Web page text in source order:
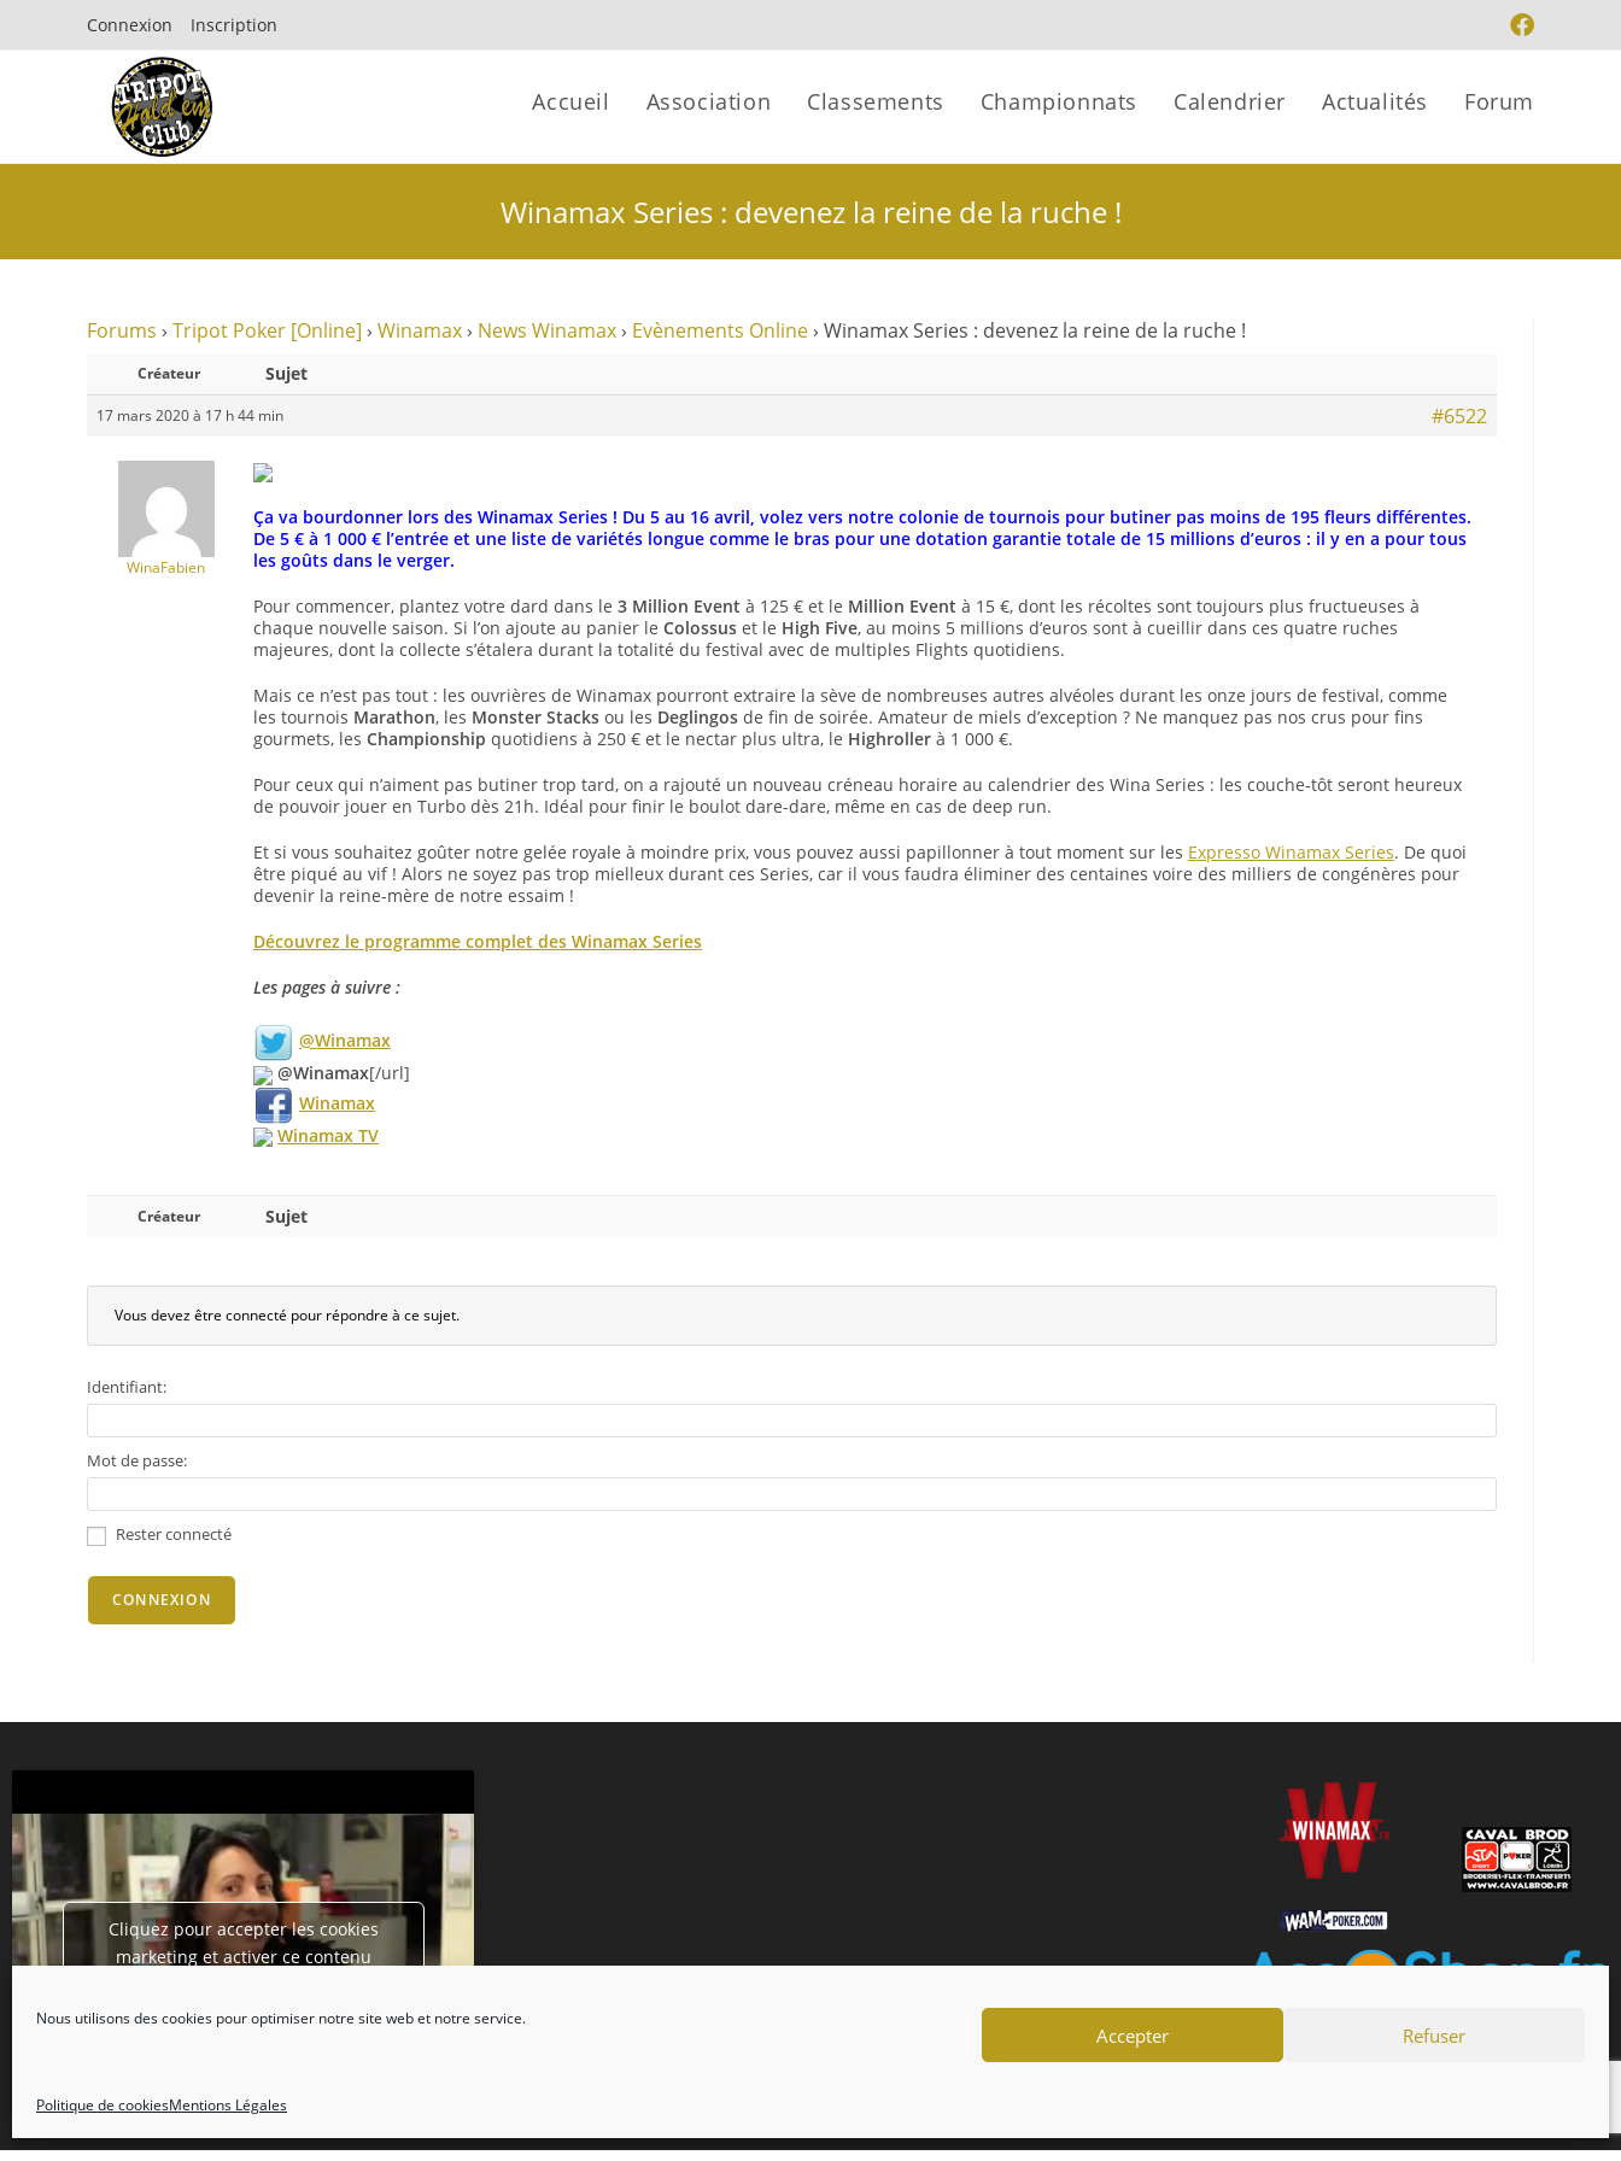
Nous utilisons des cookies pour optimiser notre site web et notre service.
Accepter Refuser
Politique de cookiesMentions Légales
Connexion Inscription
Accueil Association Classements Championnats Calendrier Actualités Forum
Winamax Series : devenez la reine de la ruche !
Forums › Tripot Poker [Online] › Winamax › News Winamax › Evènements Online › Winamax Series : devenez la reine de la ruche !
Créateur Sujet
17 mars 2020 à 17 h 44 min #6522
WinaFabien
Ça va bourdonner lors des Winamax Series ! Du 5 au 16 avril, volez vers notre colonie de tournois pour butiner pas moins de 195 fleurs différentes.
De 5 € à 1 000 € l’entrée et une liste de variétés longue comme le bras pour une dotation garantie totale de 15 millions d’euros : il y en a pour tous
les goûts dans le verger.
Pour commencer, plantez votre dard dans le 3 Million Event à 125 € et le Million Event à 15 €, dont les récoltes sont toujours plus fructueuses à
chaque nouvelle saison. Si l’on ajoute au panier le Colossus et le High Five, au moins 5 millions d’euros sont à cueillir dans ces quatre ruches
majeures, dont la collecte s’étalera durant la totalité du festival avec de multiples Flights quotidiens.
Mais ce n’est pas tout : les ouvrières de Winamax pourront extraire la sève de nombreuses autres alvéoles durant les onze jours de festival, comme
les tournois Marathon, les Monster Stacks ou les Deglingos de fin de soirée. Amateur de miels d’exception ? Ne manquez pas nos crus pour fins
gourmets, les Championship quotidiens à 250 € et le nectar plus ultra, le Highroller à 1 000 €.
Pour ceux qui n’aiment pas butiner trop tard, on a rajouté un nouveau créneau horaire au calendrier des Wina Series : les couche-tôt seront heureux
de pouvoir jouer en Turbo dès 21h. Idéal pour finir le boulot dare-dare, même en cas de deep run.
Et si vous souhaitez goûter notre gelée royale à moindre prix, vous pouvez aussi papillonner à tout moment sur les Expresso Winamax Series. De quoi
être piqué au vif ! Alors ne soyez pas trop mielleux durant ces Series, car il vous faudra éliminer des centaines voire des milliers de congénères pour
devenir la reine-mère de notre essaim !
Découvrez le programme complet des Winamax Series
Les pages à suivre :
@Winamax
@Winamax[/url]
Winamax
Winamax TV
Créateur Sujet
Vous devez être connecté pour répondre à ce sujet.
Identifiant:
Mot de passe:
Rester connecté
CONNEXION
Cliquez pour accepter les cookies
marketing et activer ce contenu